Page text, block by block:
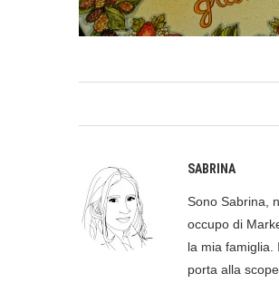
SABRINA
Sono Sabrina,
occupo di
la mia famiglia.
porta alla